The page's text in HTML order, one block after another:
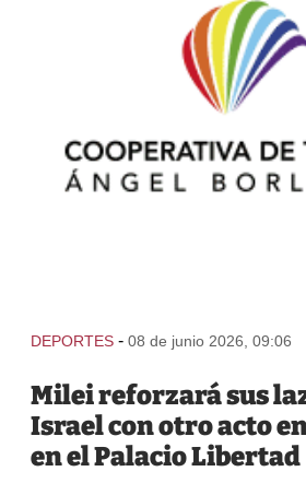
DEPORTES - 08 de junio 2026, 09:06
Milei reforzará sus
Israel con otro acto
en el Palacio Libertad